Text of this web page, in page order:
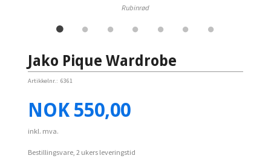
Rubinrød
Jako Pique Wardrobe
Artikkelnr.: 6361
Pris
NOK 550,00
inkl. mva.
Bestillingsvare, 2 ukers leveringstid